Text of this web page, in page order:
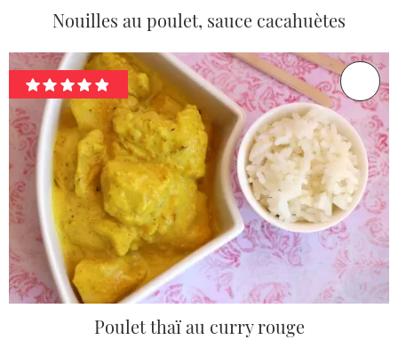
Nouilles au poulet, sauce cacahuètes
Poulet thaï au curry rouge